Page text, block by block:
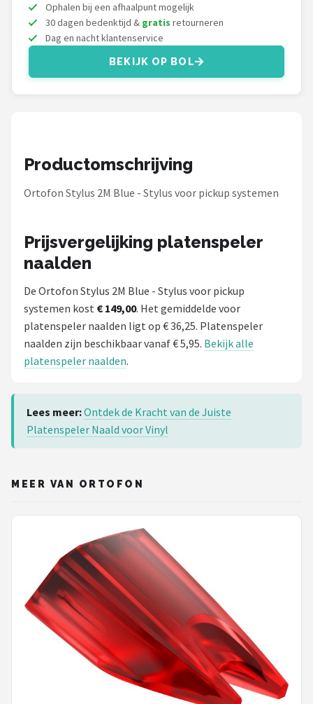
Fenton
Ultimea
Alle merken →
Ophalen bij een afhaalpunt mogelijk
30 dagen bedenktijd & gratis retourneren
Dag en nacht klantenservice
BEKIJK OP BOL
Productomschrijving
Ortofon Stylus 2M Blue - Stylus voor pickup systemen
Prijsvergelijking platenspeler
naalden
De Ortofon Stylus 2M Blue - Stylus voor pickup
systemen kost € 149,00. Het gemiddelde voor
platenspeler naalden ligt op € 36,25. Platenspeler
naalden zijn beschikbaar vanaf € 5,95. Bekijk alle
platenspeler naalden.
Lees meer:Ontdek de Kracht van de Juiste
Platenspeler Naald voor Vinyl
MEER VAN ORTOFON